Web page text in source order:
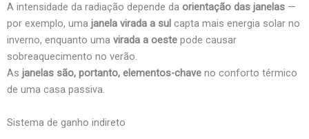
A intensidade da radiação depende da orientação das janelas —
por exemplo, uma janela virada a sul capta mais energia solar no
inverno, enquanto uma virada a oeste pode causar
sobreaquecimento no verão.
As janelas são, portanto, elementos-chave no conforto térmico
de uma casa passiva.
Sistema de ganho indireto